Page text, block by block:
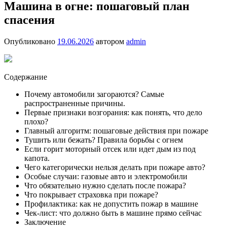
Машина в огне: пошаговый план
спасения
Опубликовано 19.06.2026 автором admin
Содержание
Почему автомобили загораются? Самые
распространенные причины.
Первые признаки возгорания: как понять, что дело
плохо?
Главный алгоритм: пошаговые действия при пожаре
Тушить или бежать? Правила борьбы с огнем
Если горит моторный отсек или идет дым из под
капота.
Чего категорически нельзя делать при пожаре авто?
Особые случаи: газовые авто и электромобили
Что обязательно нужно сделать после пожара?
Что покрывает страховка при пожаре?
Профилактика: как не допустить пожар в машине
Чек-лист: что должно быть в машине прямо сейчас
Заключение